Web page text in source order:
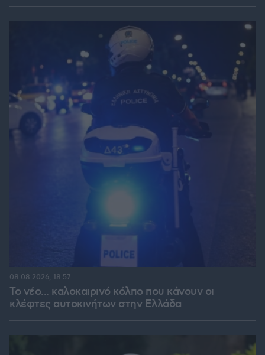
Το νέο... καλοκαιρινό κόλπο που κάνουν οι
κλέφτες αυτοκινήτων στην Ελλάδα
08.08.2026, 18:57